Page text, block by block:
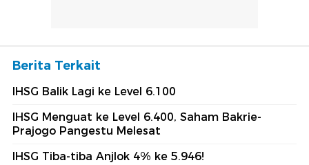
Berita Terkait
IHSG Balik Lagi ke Level 6.100
IHSG Menguat ke Level 6.400, Saham Bakrie-
Prajogo Pangestu Melesat
IHSG Tiba-tiba Anjlok 4% ke 5.946!